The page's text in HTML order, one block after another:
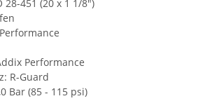
28-451 (20 x 1 1/8")
Performance
R-Guard
Bar (85 - 115 psi)